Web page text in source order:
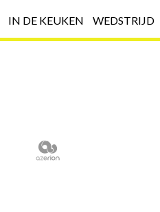
IN DE KEUKEN WEDSTRIJD